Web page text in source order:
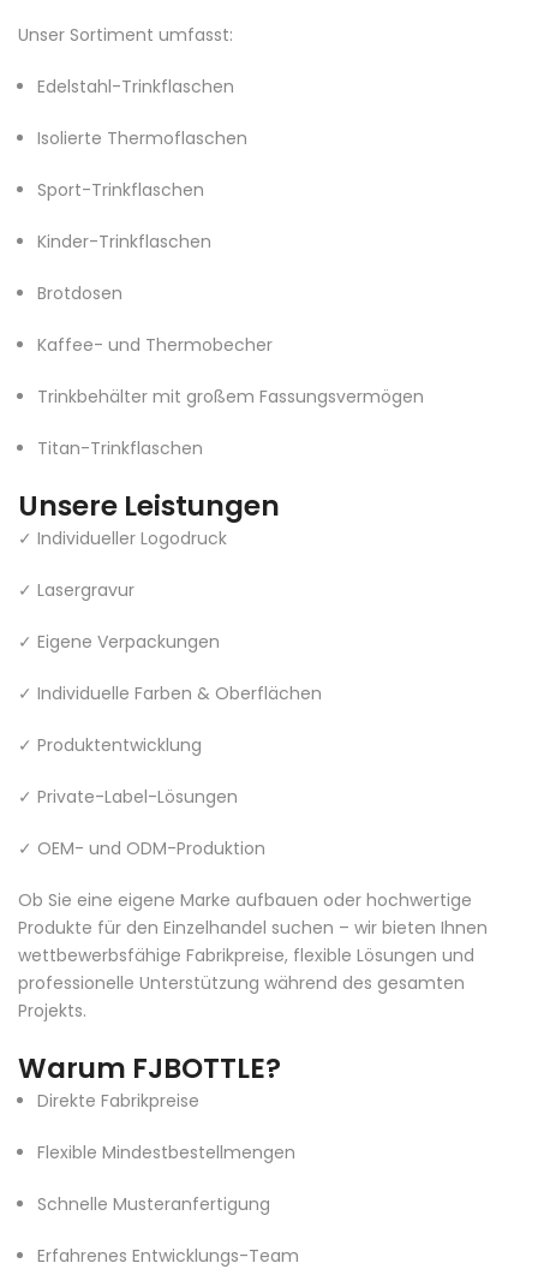
Unser Sortiment umfasst:
Edelstahl-Trinkflaschen
Isolierte Thermoflaschen
Sport-Trinkflaschen
Kinder-Trinkflaschen
Brotdosen
Kaffee- und Thermobecher
Trinkbehälter mit großem Fassungsvermögen
Titan-Trinkflaschen
Unsere Leistungen
✓ Individueller Logodruck
✓ Lasergravur
✓ Eigene Verpackungen
✓ Individuelle Farben & Oberflächen
✓ Produktentwicklung
✓ Private-Label-Lösungen
✓ OEM- und ODM-Produktion
Ob Sie eine eigene Marke aufbauen oder hochwertige
Produkte für den Einzelhandel suchen – wir bieten Ihnen
wettbewerbsfähige Fabrikpreise, flexible Lösungen und
professionelle Unterstützung während des gesamten
Projekts.
Warum FJBOTTLE?
Direkte Fabrikpreise
Flexible Mindestbestellmengen
Schnelle Musteranfertigung
Erfahrenes Entwicklungs-Team